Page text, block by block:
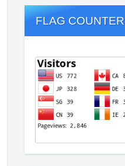
FLAG COUNTER